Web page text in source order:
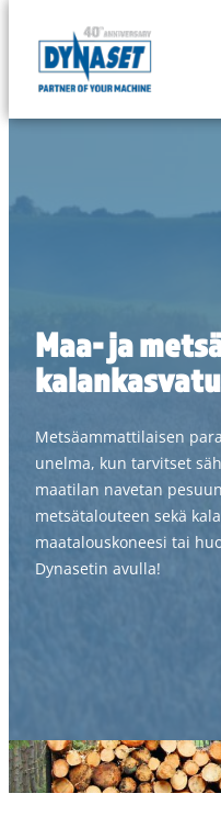
suoraan
sisältöön
DYNASET
by
Maa- ja
Metsäammattilaisen
unelma, kun tarvitset
maatilan navetan
metsätalouteen sekä
maatalouskoneesi tai
Dynasetin avulla!